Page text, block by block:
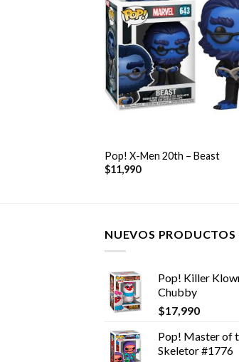
Pop! X-Men 20th – Beast
$11,990
NUEVOS PRODUCTOS
Pop! Killer
Chubby
$17,990
Pop! Master of
Skeletor #1776